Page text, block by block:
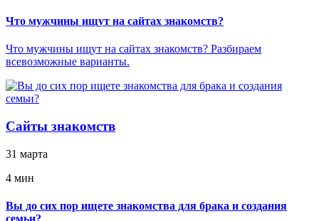
Что мужчины ищут на сайтах знакомств?
Что мужчины ищут на сайтах знакомств? Разбираем
всевозможные варианты.
Сайты знакомств
31 марта
4 мин
Вы до сих пор ищете знакомства для брака и создания
семьи?